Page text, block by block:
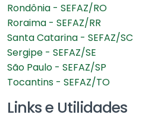
Rondônia - SEFAZ/RO
Roraima - SEFAZ/RR
Santa Catarina - SEFAZ/SC
Sergipe - SEFAZ/SE
São Paulo - SEFAZ/SP
Tocantins - SEFAZ/TO
Links e Utilidades